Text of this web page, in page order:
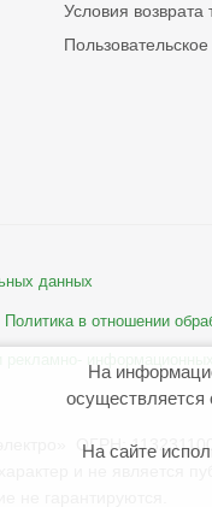
Условия возврата
данных
Политика в отношении
ОГРН:
На
осуществляется
На сайте